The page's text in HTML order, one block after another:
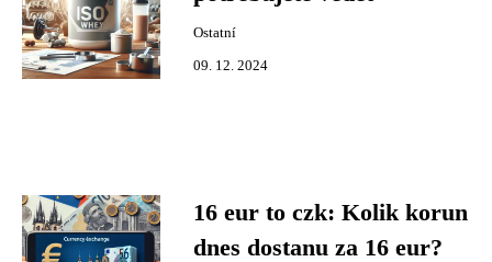
Ostatní
09. 12. 2024
16 eur to czk: Kolik korun
dnes dostanu za 16 eur?